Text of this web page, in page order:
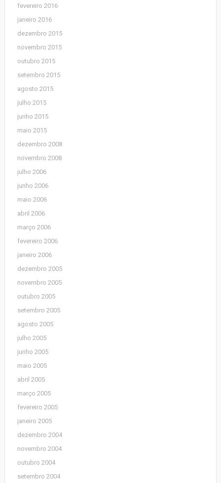
fevereiro 2016
janeiro 2016
dezembro 2015
novembro 2015
outubro 2015
setembro 2015
agosto 2015
julho 2015
junho 2015
maio 2015
dezembro 2008
novembro 2008
julho 2006
junho 2006
maio 2006
abril 2006
março 2006
fevereiro 2006
janeiro 2006
dezembro 2005
novembro 2005
outubro 2005
setembro 2005
agosto 2005
julho 2005
junho 2005
maio 2005
abril 2005
março 2005
fevereiro 2005
janeiro 2005
dezembro 2004
novembro 2004
outubro 2004
setembro 2004